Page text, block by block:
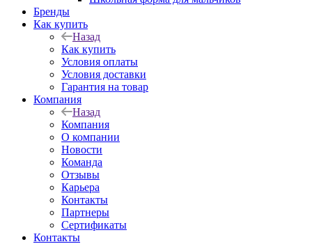
Бренды
Как купить
Назад
Как купить
Условия оплаты
Условия доставки
Гарантия на товар
Компания
Назад
Компания
О компании
Новости
Команда
Отзывы
Карьера
Контакты
Партнеры
Сертификаты
Контакты